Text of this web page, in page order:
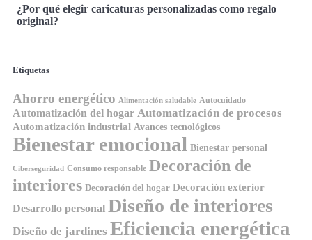
¿Por qué elegir caricaturas personalizadas como regalo
original?
Etiquetas
Ahorro energético Alimentación saludable Autocuidado
Automatización del hogar Automatización de procesos
Automatización industrial Avances tecnológicos
Bienestar emocional Bienestar personal
Ciberseguridad Consumo responsable Decoración de
interiores Decoración del hogar Decoración exterior
Desarrollo personal Diseño de interiores
Diseño de jardines Eficiencia energética